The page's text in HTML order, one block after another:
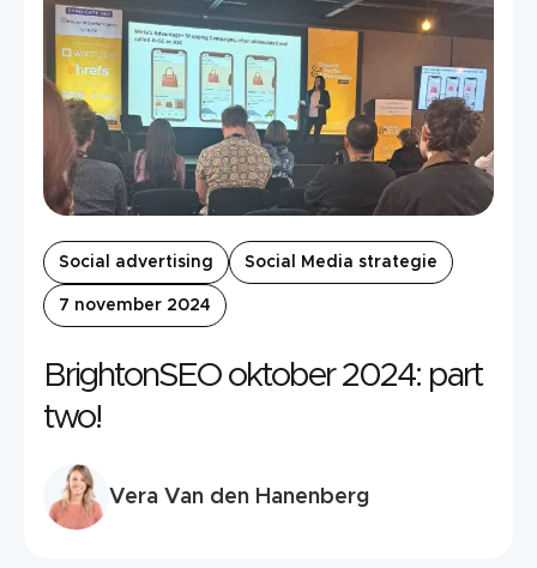
Social advertising Social Media strategie
7 november 2024
BrightonSEO oktober 2024: part
two!
Vera Van den Hanenberg